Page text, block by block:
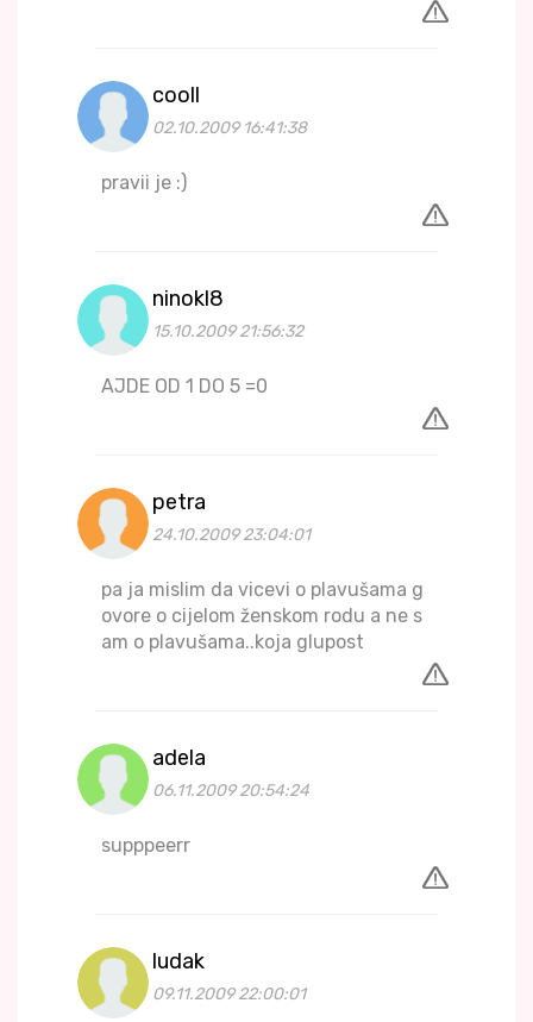
cooll
02.10.2009 16:41:38
pravii je :)
ninokl8
15.10.2009 21:56:32
AJDE OD 1 DO 5 =0
petra
24.10.2009 23:04:01
pa ja mislim da vicevi o plavušama g
ovore o cijelom ženskom rodu a ne s
am o plavušama..koja glupost
adela
06.11.2009 20:54:24
supppeerr
ludak
09.11.2009 22:00:01